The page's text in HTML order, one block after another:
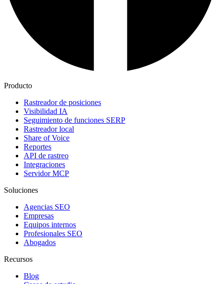
Producto
Rastreador de posiciones
Visibilidad IA
Seguimiento de funciones SERP
Rastreador local
Share of Voice
Reportes
API de rastreo
Integraciones
Servidor MCP
Soluciones
Agencias SEO
Empresas
Equipos internos
Profesionales SEO
Abogados
Recursos
Blog